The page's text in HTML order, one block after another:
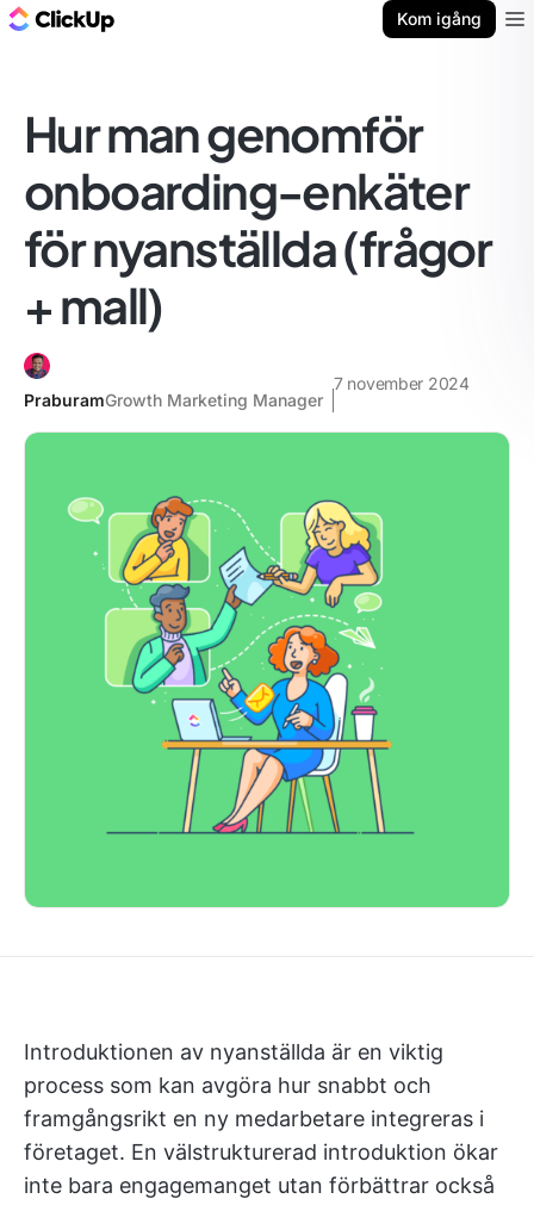
Kom igång
Hur man genomför
onboarding-enkäter
för nyanställda (frågor
+ mall)
PraburamGrowth Marketing Manager
7 november 2024
Introduktionen av nyanställda är en viktig
process som kan avgöra hur snabbt och
framgångsrikt en ny medarbetare integreras i
företaget. En välstrukturerad introduktion ökar
inte bara engagemanget utan förbättrar också